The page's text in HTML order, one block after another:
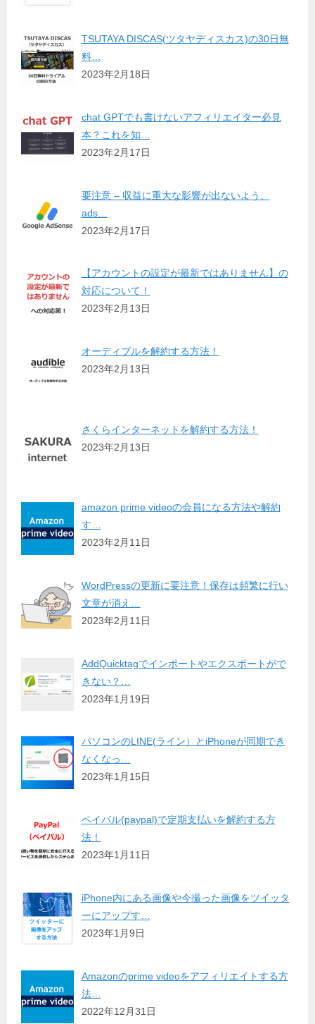
TSUTAYA DISCAS(ツタヤディスカス)の30日無
料…
2023年2月18日
chat GPTでも書けないアフィリエイター必見
本？これを知…
2023年2月17日
要注意 – 収益に重大な影響が出ないよう、
ads…
2023年2月17日
【アカウントの設定が最新ではありません】の
対応について！
2023年2月13日
オーディブルを解約する方法！
2023年2月13日
さくらインターネットを解約する方法！
2023年2月13日
amazon prime videoの会員になる方法や解約
す…
2023年2月11日
WordPressの更新に要注意！保存は頻繁に行い
文章が消え…
2023年2月11日
AddQuicktagでインポートやエクスポートがで
きない？…
2023年1月19日
パソコンのLINE(ライン）とiPhoneが同期でき
なくなっ…
2023年1月15日
ペイパル(paypal)で定期支払いを解約する方
法！
2023年1月11日
iPhone内にある画像や今撮った画像をツイッタ
ーにアップす…
2023年1月9日
Amazonのprime videoをアフィリエイトする方
法…
2022年12月31日